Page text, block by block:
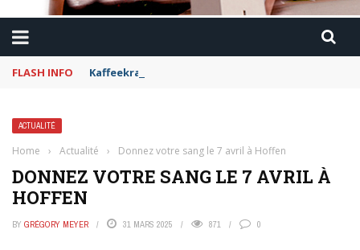
FLASH INFO Kaffeekranzel : Le Maroc en camping-car avec
ACTUALITÉ
Home › Actualité › Donnez votre sang le 7 avril à Hoffen
DONNEZ VOTRE SANG LE 7 AVRIL À
HOFFEN
BY GRÉGORY MEYER 31 MARS 2025 871 0